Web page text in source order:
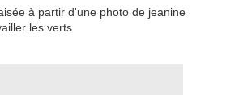
à partir d'une photo de jeanine
les verts